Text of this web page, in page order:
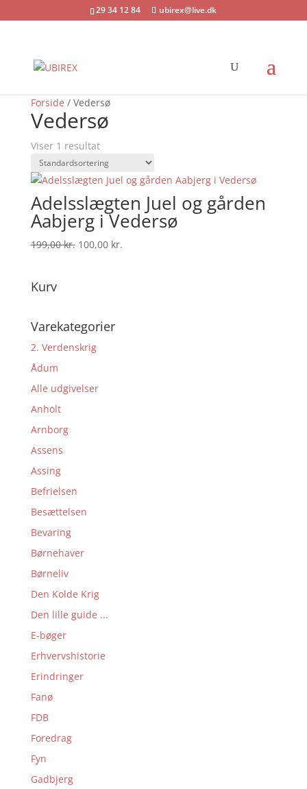
29 34 12 84 ubirex@live.dk
Forside / Vedersø
Vedersø
Viser 1 resultat
Tilbud!
Adelsslægten Juel og gården
Aabjerg i Vedersø
199,00kr. Den
100,00 kr.Den
Kurv
Varekategorier
2. Verdenskrig
Ådum
Alle udgivelser
Anholt
Arnborg
Assens
Assing
Befrielsen
Besættelsen
Bevaring
Børnehaver
Børneliv
Den Kolde Krig
Den lille guide ...
E-bøger
Erhvervshistorie
Erindringer
Fanø
FDB
Foredrag
Fyn
Gadbjerg